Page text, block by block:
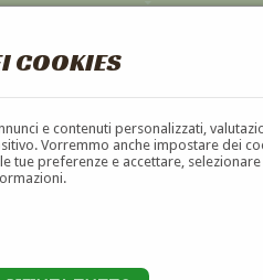
COOKIES
e contenuti personalizzati,
Vorremmo anche impostare dei
tue preferenze e accettare,